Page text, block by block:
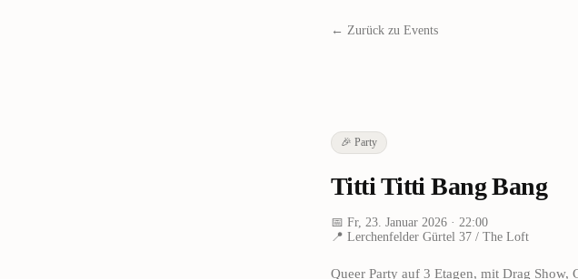
← Zurück zu Events
🎉 Party
Titti Titti Bang Bang
📅 Fr, 23. Januar 2026 · 22:00
📍 Lerchenfelder Gürtel 37 / The Loft
Queer Party auf 3 Etagen, mit Drag Show,